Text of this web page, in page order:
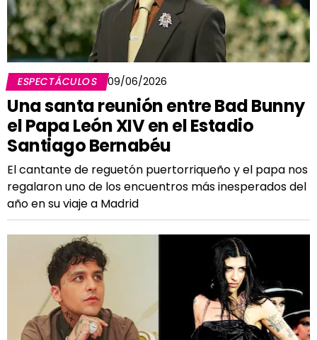
ESPECTÁCULOS 09/06/2026
Una santa reunión entre Bad Bunny
el Papa León XIV en el Estadio
Santiago Bernabéu
El cantante de reguetón puertorriqueño y el papa nos
regalaron uno de los encuentros más inesperados del
año en su viaje a Madrid